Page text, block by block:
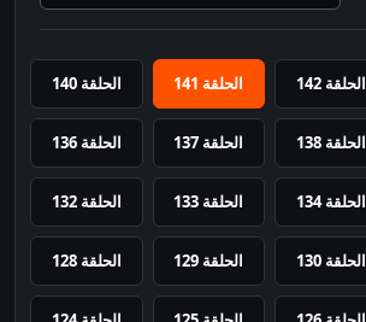
الحلقة 142 الحلقة 141 الحلقة 140
الحلقة 138 الحلقة 137 الحلقة 136
الحلقة 134 الحلقة 133 الحلقة 132
الحلقة 130 الحلقة 129 الحلقة 128